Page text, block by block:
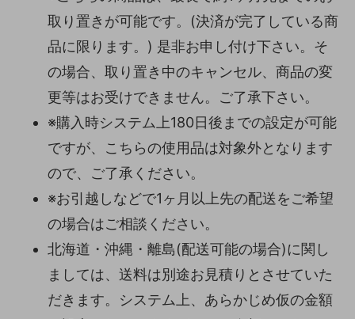
取り置きが可能です。(決済が完了している商
品に限ります。) 是非お申し付け下さい。そ
の場合、取り置き中のキャンセル、商品の変
更等はお受けできません。ご了承下さい。
※購入時システム上180日後までの設定が可能
ですが、こちらの使用品は対象外となります
ので、ご了承ください。
※お引越しなどで1ヶ月以上先の配送をご希望
の場合はご相談ください。
北海道・沖縄・離島(配送可能の場合)に関し
ましては、送料は別途お見積りとさせていた
だきます。システム上、あらかじめ仮の金額